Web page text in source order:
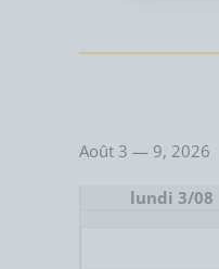
Août 3 — 9, 2026
lundi 3/08